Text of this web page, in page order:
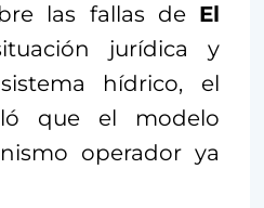
las fallas de El
jurídica y
hídrico, el
que el modelo
operador ya